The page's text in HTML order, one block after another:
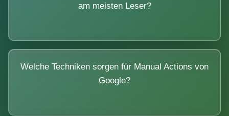
am meisten Leser?
Welche Techniken sorgen für Manual Actions von
Google?